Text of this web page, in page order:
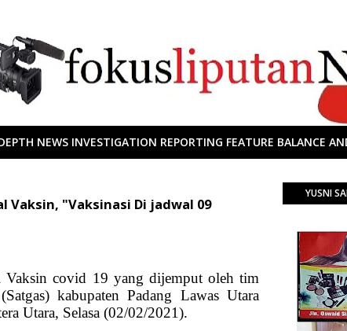
NEWS INVESTIGATION REPORTING FEATURE BALANCE
Vaksin, "Vaksinasi Di jadwal 09
Vaksin covid 19 yang dijemput oleh tim
kabupaten Padang Lawas Utara
Utara, Selasa (02/02/2021).
YUSNI